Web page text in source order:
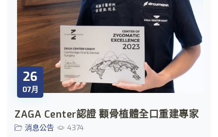
26
07月
ZAGA Center認證 顴骨植體全口重建專家
消息公告 4374